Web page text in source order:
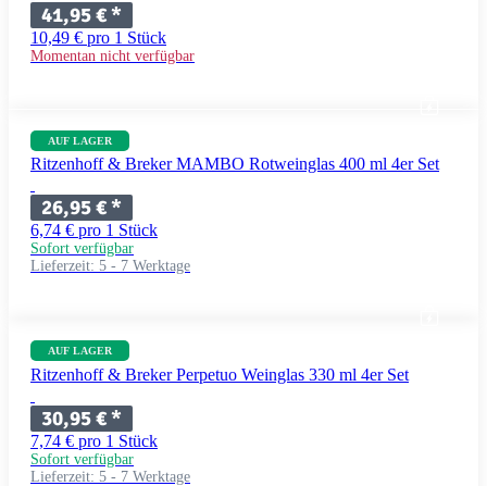
41,95 €*
10,49 € pro 1 Stück
Momentan nicht verfügbar
AUF LAGER
Ritzenhoff & Breker MAMBO Rotweinglas 400 ml 4er Set
26,95 €*
6,74 € pro 1 Stück
Sofort verfügbar
Lieferzeit: 5 - 7 Werktage
AUF LAGER
Ritzenhoff & Breker Perpetuo Weinglas 330 ml 4er Set
30,95 €*
7,74 € pro 1 Stück
Sofort verfügbar
Lieferzeit: 5 - 7 Werktage